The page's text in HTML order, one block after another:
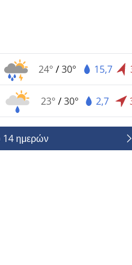
24° /30° 15,7
23° /30° 2,7
14 ημερών